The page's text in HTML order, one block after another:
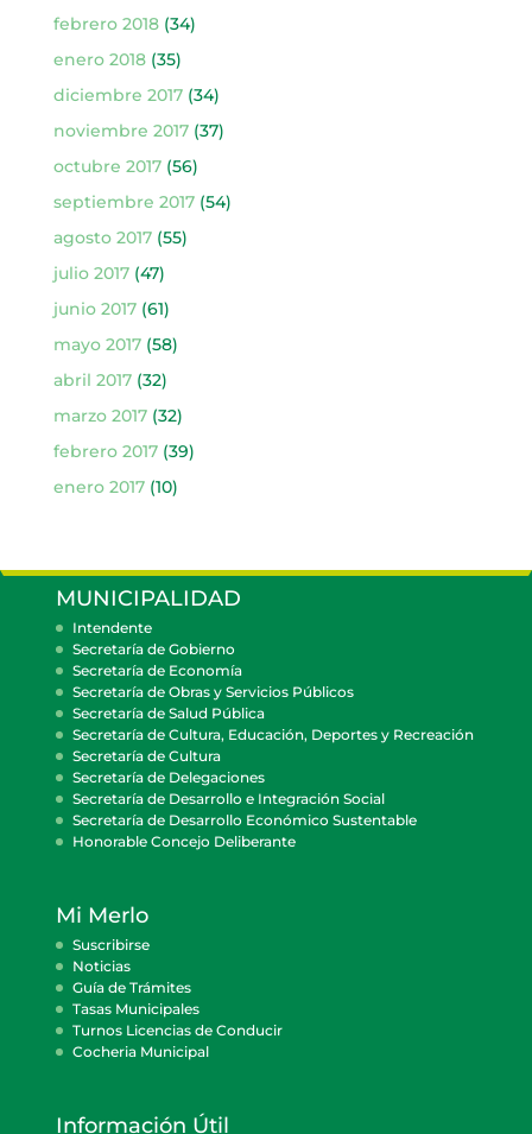
febrero 2018(34)
enero 2018(35)
diciembre 2017(34)
noviembre 2017(37)
octubre 2017(56)
septiembre 2017(54)
agosto 2017(55)
julio 2017(47)
junio 2017(61)
mayo 2017(58)
abril 2017(32)
marzo 2017(32)
febrero 2017(39)
enero 2017(10)
MUNICIPALIDAD
Intendente
Secretaría de Gobierno
Secretaría de Economía
Secretaría de Obras y Servicios Públicos
Secretaría de Salud Pública
Secretaría de Cultura, Educación, Deportes y Recreación
Secretaría de Cultura
Secretaría de Delegaciones
Secretaría de Desarrollo e Integración Social
Secretaría de Desarrollo Económico Sustentable
Honorable Concejo Deliberante
Mi Merlo
Suscribirse
Noticias
Guía de Trámites
Tasas Municipales
Turnos Licencias de Conducir
Cocheria Municipal
Información Útil